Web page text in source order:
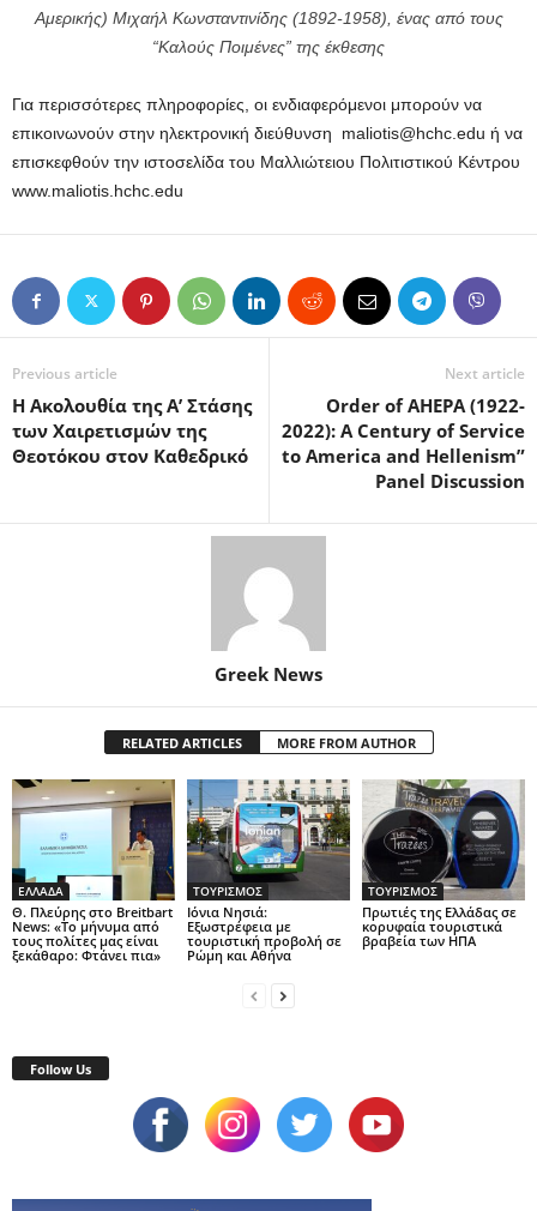
Αμερικής) Μιχαήλ Κωνσταντινίδης (1892-1958), ένας από τους
“Καλούς Ποιμένες” της έκθεσης
Για περισσότερες πληροφορίες, οι ενδιαφερόμενοι μπορούν να
επικοινωνούν στην ηλεκτρονική διεύθυνση maliotis@hchc.edu ή να
επισκεφθούν την ιστοσελίδα του Μαλλιώτειου Πολιτιστικού Κέντρου
www.maliotis.hchc.edu
Previous article
Η Ακολουθία της Α’ Στάσης
των Χαιρετισμών της
Θεοτόκου στον Καθεδρικό
Next article
Order of AHEPA (1922-
2022): A Century of Service
to America and Hellenism”
Panel Discussion
Greek News
RELATED ARTICLES MORE FROM AUTHOR
ΕΛΛΑΔΑ
Θ. Πλεύρης στο Breitbart
News: «Το μήνυμα από
τους πολίτες μας είναι
ξεκάθαρο: Φτάνει πια»
ΤΟΥΡΙΣΜΟΣ
Ιόνια Νησιά:
Εξωστρέφεια με
τουριστική προβολή σε
Ρώμη και Αθήνα
ΤΟΥΡΙΣΜΟΣ
Πρωτιές της Ελλάδας σε
κορυφαία τουριστικά
βραβεία των ΗΠΑ
Follow Us